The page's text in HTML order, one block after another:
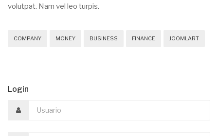
volutpat. Nam vel leo turpis.
COMPANY MONEY BUSINESS FINANCE JOOMLART
Login